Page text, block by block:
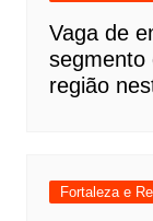
Vaga de
segmento
região
Fortaleza e